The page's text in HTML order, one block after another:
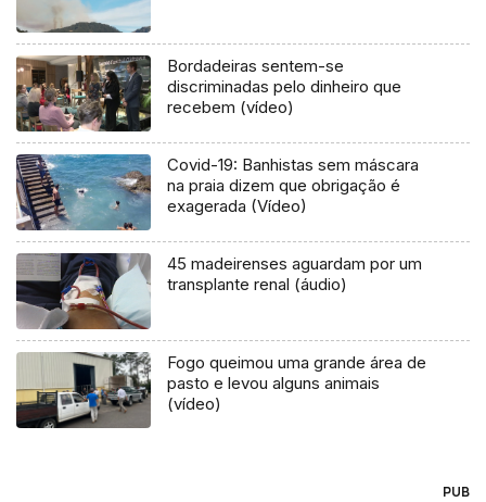
Bordadeiras sentem-se
discriminadas pelo dinheiro que
recebem (vídeo)
Covid-19: Banhistas sem máscara
na praia dizem que obrigação é
exagerada (Vídeo)
45 madeirenses aguardam por um
transplante renal (áudio)
Fogo queimou uma grande área de
pasto e levou alguns animais
(vídeo)
PUB